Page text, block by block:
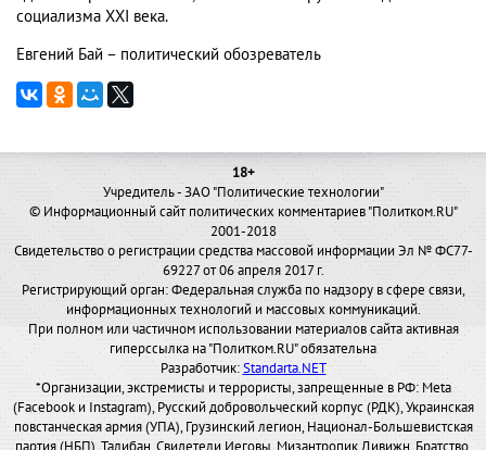
социализма ХХI века.
Евгений Бай – политический обозреватель
18+
Учредитель - ЗАО "Политические технологии"
© Информационный сайт политических комментариев "Политком.RU"
2001-2018
Свидетельство о регистрации средства массовой информации Эл № ФС77-
69227 от 06 апреля 2017 г.
Регистрирующий орган: Федеральная служба по надзору в сфере связи,
информационных технологий и массовых коммуникаций.
При полном или частичном использовании материалов сайта активная
гиперссылка на "Политком.RU" обязательна
Разработчик:Standarta.NET
*Организации, экстремисты и террористы, запрещенные в РФ: Meta
(Facebook и Instagram), Русский добровольческий корпус (РДК), Украинская
повстанческая армия (УПА), Грузинский легион, Национал-Большевистская